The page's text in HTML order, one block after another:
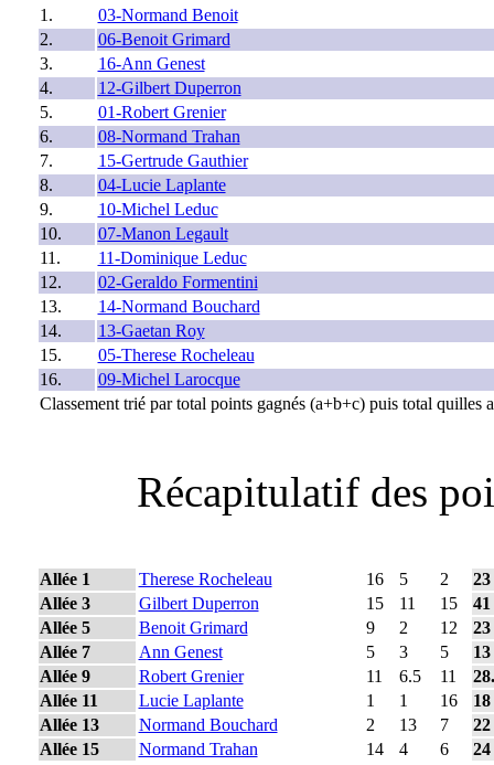
1.
03-Normand Benoit
2.
06-Benoit Grimard
3.
16-Ann Genest
4.
12-Gilbert Duperron
5.
01-Robert Grenier
6.
08-Normand Trahan
7.
15-Gertrude Gauthier
8.
04-Lucie Laplante
9.
10-Michel Leduc
10.
07-Manon Legault
11.
11-Dominique Leduc
12.
02-Geraldo Formentini
13.
14-Normand Bouchard
14.
13-Gaetan Roy
15.
05-Therese Rocheleau
16.
09-Michel Larocque
Classement trié par total points gagnés (a+b+c) puis total quilles
Récapitulatif des
Allée 1 Therese Rocheleau 16 5 2
23
Allée 3
Gilbert Duperron 15 11 15
41
Allée 5
Benoit Grimard 9 2 12
23
Allée 7
Ann Genest 5 3 5
13
Allée 9
Robert Grenier 11 6.5 11
Allée 11
Lucie Laplante 1 1 16
18
Allée 13
Normand Bouchard 2 13 7
22
Allée 15
Normand Trahan 14 4 6 24